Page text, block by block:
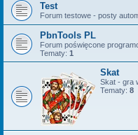
Test
Forum testowe - posty
PbnTools PL
Forum poświęcone
Tematy: 1
Skat
Skat - gra
Tematy: 8